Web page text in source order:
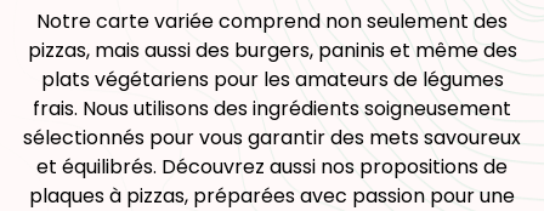
Notre carte variée comprend non seulement des
pizzas, mais aussi des burgers, paninis et même des
plats végétariens pour les amateurs de légumes
frais. Nous utilisons des ingrédients soigneusement
sélectionnés pour vous garantir des mets savoureux
et équilibrés. Découvrez aussi nos propositions de
plaques à pizzas, préparées avec passion pour une